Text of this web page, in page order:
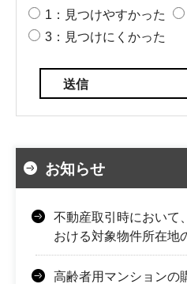
1：見つけやすかった
3：見つけにくかった
お知らせ
不動産取引時において
おける対象物件所在地
高齢者用マンションの